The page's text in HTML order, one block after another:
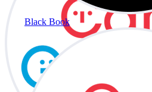
Black Book